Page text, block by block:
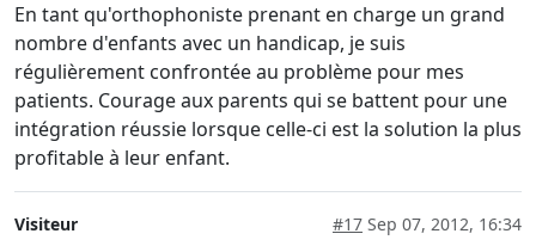
En tant qu'orthophoniste prenant en charge un grand
nombre d'enfants avec un handicap, je suis
régulièrement confrontée au problème pour mes
patients. Courage aux parents qui se battent pour une
intégration réussie lorsque celle-ci est la solution la plus
profitable à leur enfant.
Visiteur #17 Sep 07, 2012, 16:34